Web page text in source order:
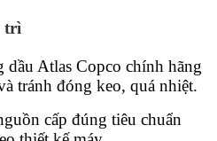
trì
dầu Atlas Copco chính hãng
tránh đóng keo, quá nhiệt.
cấp đúng tiêu chuẩn